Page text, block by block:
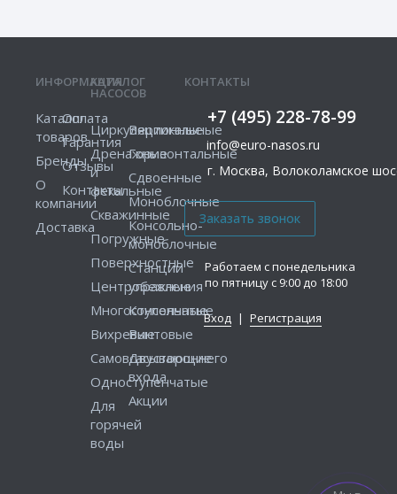
КОНТАКТЫ
+7 (495) 228-78-99
info@euro-nasos.ru
г. Москва, Волоколамское
Работаем с понедельника
по пятницу с 9:00 до 18:00
Вход | Регистрация
ИНФОРМАЦИЯ
Каталог
товаров
Бренды
О
компании
Доставка
Оплата
Гарантия
Отзывы
Контакты
КАТАЛОГ
НАСОСОВ
Циркуляционные
Дренажные
и
фекальные
Скважинные
Погружные
Поверхностные
Центробежные
Многоступенчатые
Вихревые
Самовсасывающие
Одноступенчатые
Для
горячей
воды
Вертикальные
Горизонтальные
Сдвоенные
Моноблочные
Консольно-
моноблочные
Станции
управления
Консольные
Винтовые
Двустороннего
входа
Акции